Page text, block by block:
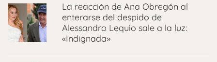
La reacción de Ana Obregón al
enterarse del despido de
Alessandro Lequio sale a la luz:
«Indignada»